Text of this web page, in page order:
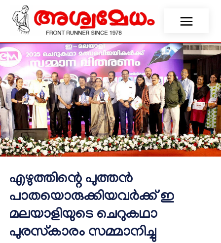
എഴുത്തിന്റെ പുത്തന്‍
പാതയൊരുക്കിയവര്‍ക്ക് ഇ
മലയാളിയുടെ ചെറുകഥാ
പുരസ്‌കാരം സമ്മാനിച്ചു